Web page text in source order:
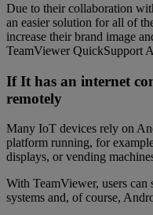
Due to their collaboration
an easier solution for all of
increase their brand image
TeamViewer QuickSupport
If It has an internet
remotely
Many IoT devices rely on
platform running, for
displays, or vending
With TeamViewer, users
systems and, of course,